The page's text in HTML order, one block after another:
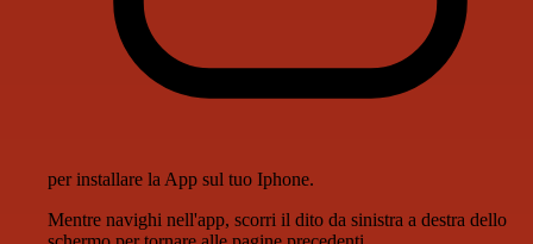
per installare la App sul tuo Iphone.
Mentre navighi nell'app, scorri il dito da sinistra a destra dello